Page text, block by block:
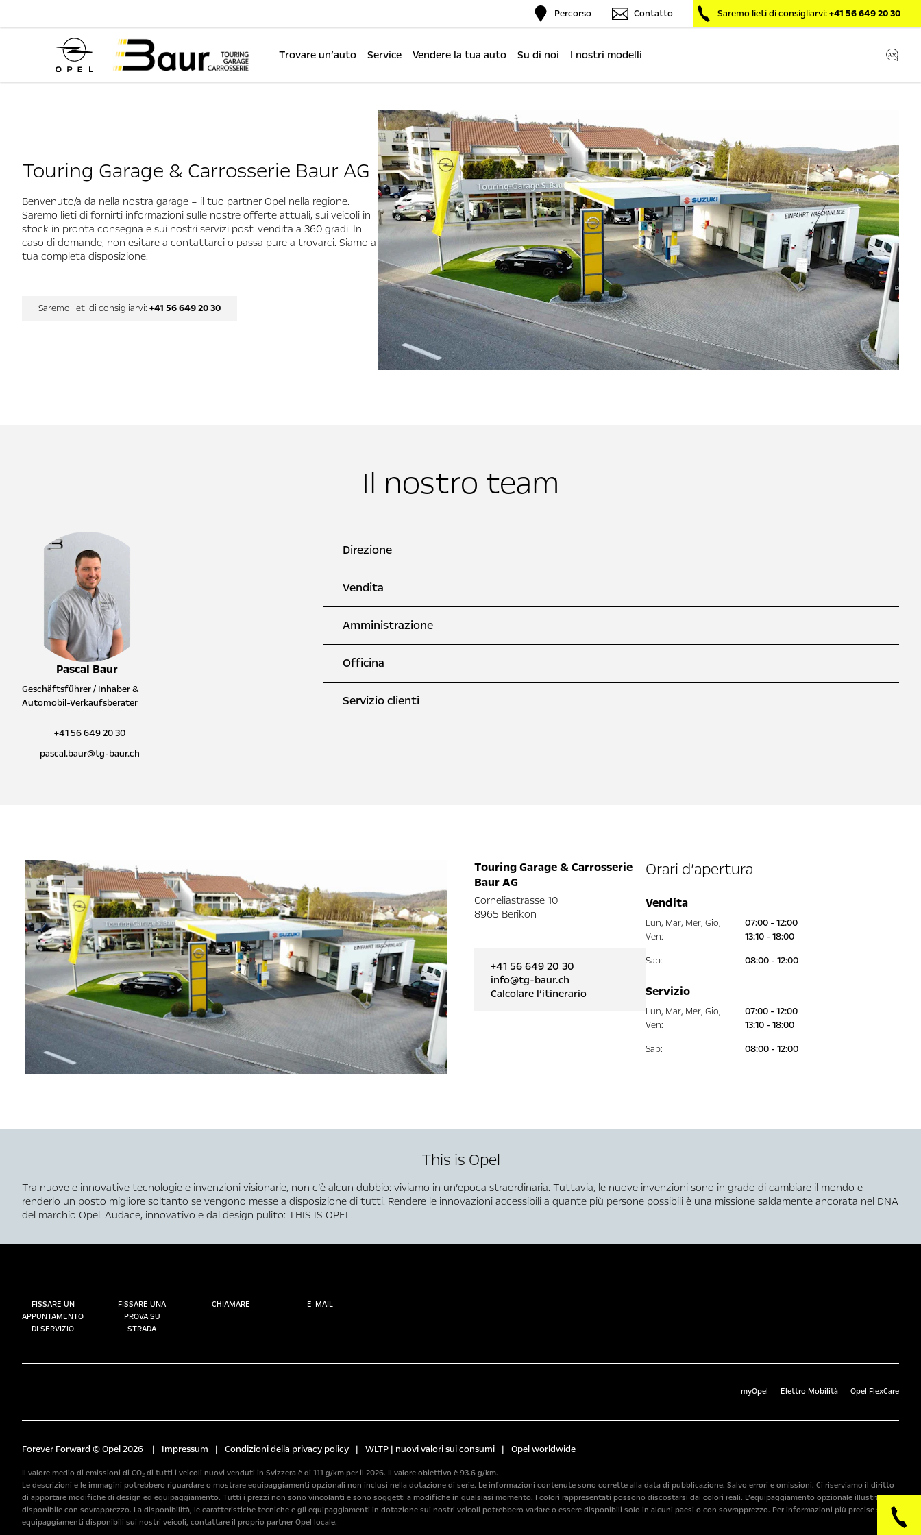
Percorso Contatto Saremo lieti di consigliarvi:+41 56 649 20 30
Trovare un’auto Service Vendere la tua auto Su di noi I nostri modelli
Touring Garage & Carrosserie Baur AG
Benvenuto/a da nella nostra garage – il tuo partner Opel nella regione.
Saremo lieti di fornirti informazioni sulle nostre offerte attuali, sui veicoli in
stock in pronta consegna e sui nostri servizi post-vendita a 360 gradi. In
caso di domande, non esitare a contattarci o passa pure a trovarci. Siamo a
tua completa disposizione.
Saremo lieti di consigliarvi: +41 56 649 20 30
Il nostro team
Pascal Baur
Geschäftsführer / Inhaber &
Automobil-Verkaufsberater
+41 56 649 20 30
pascal.baur@tg-baur.ch
Direzione
Vendita
Amministrazione
Officina
Servizio clienti
Touring Garage & Carrosserie
Baur AG
Corneliastrasse 10
8965 Berikon
+41 56 649 20 30
info@tg-baur.ch
Calcolare l’itinerario
Orari d’apertura
Vendita
Lun, Mar, Mer, Gio,
Ven:
07:00 - 12:00
13:10 - 18:00
Sab: 08:00 - 12:00
Servizio
Lun, Mar, Mer, Gio,
Ven:
07:00 - 12:00
13:10 - 18:00
Sab: 08:00 - 12:00
This is Opel
Tra nuove e innovative tecnologie e invenzioni visionarie, non c’è alcun dubbio: viviamo in un’epoca straordinaria. Tuttavia, le nuove invenzioni sono in grado di cambiare il mondo e
renderlo un posto migliore soltanto se vengono messe a disposizione di tutti. Rendere le innovazioni accessibili a quante più persone possibili è una missione saldamente ancorata nel DNA
del marchio Opel. Audace, innovativo e dal design pulito: THIS IS OPEL.
FISSARE UN
APPUNTAMENTO
DI SERVIZIO
FISSARE UNA
PROVA SU
STRADA
CHIAMARE E-MAIL
myOpel Elettro Mobilità Opel FlexCare
Forever Forward © Opel 2026 | Impressum | Condizioni della privacy policy | WLTP | nuovi valori sui consumi | Opel worldwide
Il valore medio di emissioni di CO₂ di tutti i veicoli nuovi venduti in Svizzera è di 111 g/km per il 2026. Il valore obiettivo è 93.6 g/km.
Le descrizioni e le immagini potrebbero riguardare o mostrare equipaggiamenti opzionali non inclusi nella dotazione di serie. Le informazioni contenute sono corrette alla data di pubblicazione. Salvo errori e omissioni. Ci riserviamo il diritto
di apportare modifiche di design ed equipaggiamento. Tutti i prezzi non sono vincolanti e sono soggetti a modifiche in qualsiasi momento. I colori rappresentati possono discostarsi dai colori reali. L’equipaggiamento opzionale illustrato è
disponibile con sovrapprezzo. La disponibilità, le caratteristiche tecniche e gli equipaggiamenti in dotazione sui nostri veicoli potrebbero variare o essere disponibili solo in alcuni paesi o con sovrapprezzo. Per informazioni più precise sugli
equipaggiamenti disponibili sui nostri veicoli, contattare il proprio partner Opel locale.